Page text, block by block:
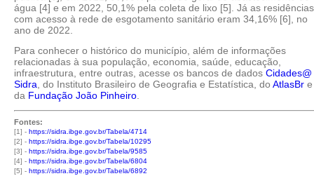
água [4] e em 2022, 50,1% pela coleta de lixo [5]. Já as residências
com acesso à rede de esgotamento sanitário eram 34,16% [6], no
ano de 2022.
Para conhecer o histórico do município, além de informações
relacionadas à sua população, economia, saúde, educação,
infraestrutura, entre outras, acesse os bancos de dados Cidades@
Sidra , do Instituto Brasileiro de Geografia e Estatística, doAtlasBr e
da Fundação João Pinheiro
Fontes:
[1] - https://sidra.ibge.gov.br/Tabela/4714
[2] - https://sidra.ibge.gov.br/Tabela/10295
[3] - https://sidra.ibge.gov.br/Tabela/9585
[4] - https://sidra.ibge.gov.br/Tabela/6804
[5] - https://sidra.ibge.gov.br/Tabela/6892